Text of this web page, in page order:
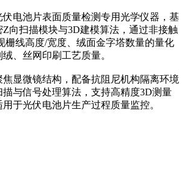
伏电池片表面质量检测专用光学仪器，基
向扫描模块与3D建模算法，通过非接触
栅线高度/宽度、绒面金字塔数量的量化
、丝网印刷工艺质量。
显微镜结构，配备抗阻尼机构隔离环境
与信号处理算法，支持高精度3D测量
于光伏电池片生产过程质量监控。